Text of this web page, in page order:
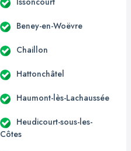
Beney-en-Woëvre
Chaillon
Hattonchâtel
Haumont-lès-Lachaussée
Heudicourt-sous-les-
Côtes